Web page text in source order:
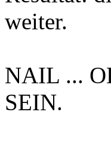
weiter.
NAIL ...
SEIN.